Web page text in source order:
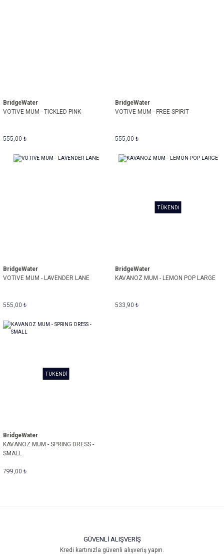
BridgeWater
VOTIVE MUM - TICKLED PINK
555,00 ₺
BridgeWater
VOTIVE MUM - FREE SPIRIT
555,00 ₺
BridgeWater
VOTIVE MUM - LAVENDER LANE
555,00 ₺
TÜKENDİ
BridgeWater
KAVANOZ MUM - LEMON POP LARGE
533,90 ₺
TÜKENDİ
BridgeWater
KAVANOZ MUM - SPRING DRESS -
SMALL
799,00 ₺
GÜVENLİ ALIŞVERİŞ
Kredi kartınızla güvenli alışveriş yapın.